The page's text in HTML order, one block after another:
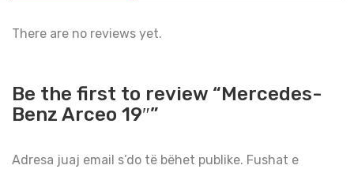
There are no reviews yet.
Be the first to review “Mercedes-
Benz Arceo 19″”
Adresa juaj email s’do të bëhet publike. Fushat e